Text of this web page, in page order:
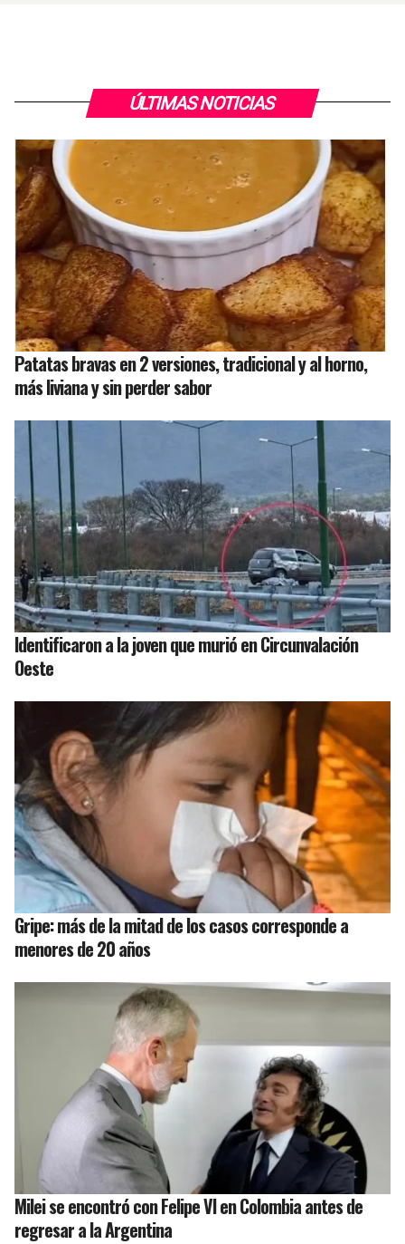
ÚLTIMAS NOTICIAS
Patatas bravas en 2 versiones, tradicional y al horno,
más liviana y sin perder sabor
Identificaron a la joven que murió en Circunvalación
Oeste
Gripe: más de la mitad de los casos corresponde a
menores de 20 años
Milei se encontró con Felipe VI en Colombia antes de
regresar a la Argentina